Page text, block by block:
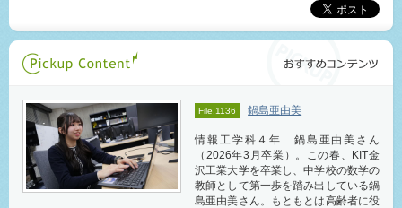
File.1136 鍋島亜由美
情報工学科４年 鍋島亜由美さん
（2026年3月卒業）。この春、KIT金
沢工業大学を卒業し、中学校の数学の
教師として第一歩を踏み出している鍋
島亜由美さん。もともとは高齢者に役